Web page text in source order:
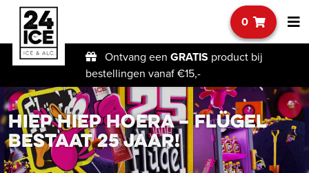
0
Ontvang een GRATIS product bij
bestellingen vanaf €15,-
Hiep hiep hoera – Flügel
bestaat 25 jaar!